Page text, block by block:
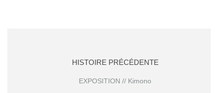
HISTOIRE PRÉCÉDENTE
EXPOSITION // Kimono